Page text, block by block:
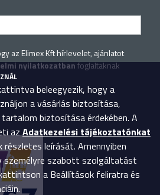
az Elimex Kft hírlevelet, ajánlatot
nyilatkozatbanfoglaltaknak
beleegyezik, hogy a
a vásárlás biztosítása,
biztosítása érdekében. A
az Adatkezelési tájékoztatónkat
leírását. Amennyiben
személyre szabott szolgáltatást
a Beállítások feliratra és